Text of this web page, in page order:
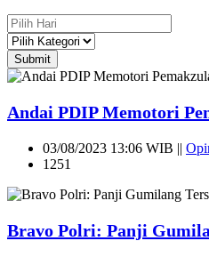
Submit
Andai PDIP Memotori
03/08/2023 13:06 WIB ||
1251
Bravo Polri: Panji